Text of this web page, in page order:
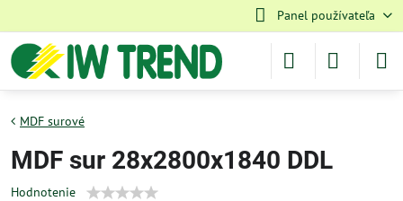
Panel používateľa
MDF surové
MDF sur 28x2800x1840 DDL
Hodnotenie